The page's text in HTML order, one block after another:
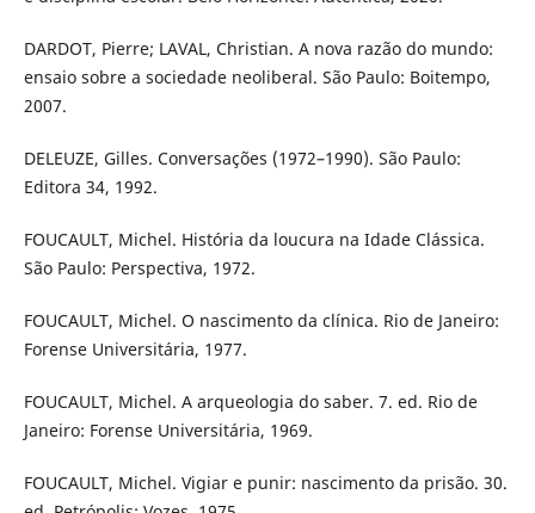
DARDOT, Pierre; LAVAL, Christian. A nova razão do mundo:
ensaio sobre a sociedade neoliberal. São Paulo: Boitempo,
2007.
DELEUZE, Gilles. Conversações (1972–1990). São Paulo:
Editora 34, 1992.
FOUCAULT, Michel. História da loucura na Idade Clássica.
São Paulo: Perspectiva, 1972.
FOUCAULT, Michel. O nascimento da clínica. Rio de Janeiro:
Forense Universitária, 1977.
FOUCAULT, Michel. A arqueologia do saber. 7. ed. Rio de
Janeiro: Forense Universitária, 1969.
FOUCAULT, Michel. Vigiar e punir: nascimento da prisão. 30.